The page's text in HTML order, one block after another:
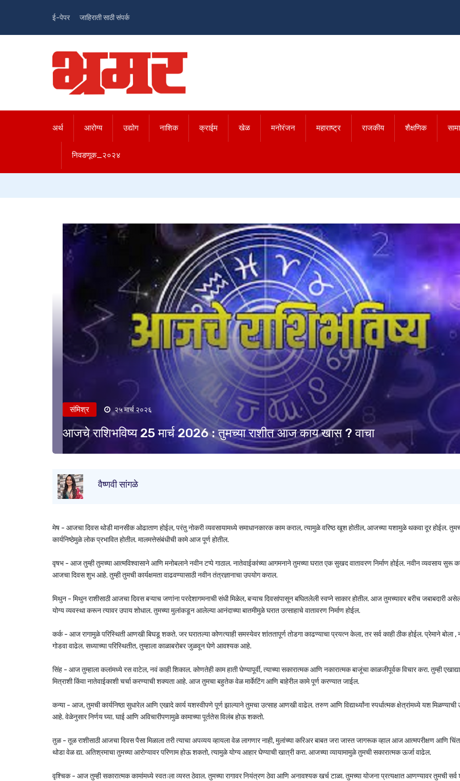
ई-पेपर जाहिराती साठी संपर्क
अर्थ आरोग्य उद्योग नाशिक क्राईम खेळ मनोरंजन महाराष्ट्र राजकीय शैक्षणिक
निवडणूक_२०२४
संमिश्र २५ मार्च २०२६
आजचे राशिभविष्य 25 मार्च 2026 : तुमच्या राशीत आज काय खास ? वाचा
वैष्णवी सांगळे
मेष - आजचा दिवस थोडी मानसीक ओढाताण होईल, परंतु नोकरी व्यवसायामध्ये समाधानकारक काम कराल, त्यामुळे वरिष्ठ खूश होतील, आजच्या यशामुळे थकवा दूर होईल.
कार्यनिष्ठेमुळे लोक प्रभावित होतील. मालमत्तेसंबंधीची कामे आज पूर्ण होतील.
वृषभ - आज तुम्ही तुमच्या आत्मविश्वासाने आणि मनोबलाने नवीन टप्पे गाठाल. नातेवाईकांच्या आगमनाने तुमच्या घरात एक सुखद वातावरण निर्माण होईल. नवीन व्यवसाय सुरू
आजचा दिवस शुभ आहे. तुम्ही तुमची कार्यक्षमता वाढवण्यासाठी नवीन तंत्रज्ञानाचा उपयोग कराल.
मिथुन - मिथुन राशीसाठी आजचा दिवस बऱ्याच जणांना परदेशागमनाची संधी मिळेल, बऱ्याच दिवसांपासून बघितलेली स्वप्ने साकार होतील. आज तुमच्यावर बरीच जबाबदारी
योग्य व्यवस्था करून त्यावर उपाय शोधाल. तुमच्या मुलांकडून आलेल्या आनंदाच्या बातमीमुळे घरात उत्साहाचे वातावरण निर्माण होईल.
कर्क - आज रागामुळे परिस्थिती आणखी बिघडू शकते. जर घरातल्या कोणत्याही समस्येवर शांततापूर्ण तोडगा काढण्याचा प्रयत्न केला, तर सर्व काही ठीक होईल. प्रेमाने बोला ,
गोडवा वाढेल. सध्याच्या परिस्थितीत, तुम्हाला काळाबरोबर जुळवून घेणे आवश्यक आहे.
सिंह - आज तुम्हाला कलांमध्ये रस वाटेल, नवं काही शिकाल. कोणतेही काम हाती घेण्यापूर्वी, त्याच्या सकारात्मक आणि नकारात्मक बाजूंचा काळजीपूर्वक विचार करा. तुम्ही
मित्राशी किंवा नातेवाईकाशी चर्चा करण्याची शक्यता आहे. आज तुमचा बहुतेक वेळ मार्केटिंग आणि बाहेरील कामे पूर्ण करण्यात जाईल.
कन्या - आज, तुमची कार्यनिष्ठा सुधारेल आणि एखादे कार्य यशस्वीपणे पूर्ण झाल्याने तुमचा उत्साह आणखी वाढेल. तरुण आणि विद्यार्थ्यांना स्पर्धात्मक क्षेत्रांमध्ये यश मिळण्याची
आहे. वेळेनुसार निर्णय घ्या. घाई आणि अविचारीपणामुळे कामाच्या पूर्ततेस विलंब होऊ शकतो.
तुळ - तूळ राशीसाठी आजचा दिवस पैसा मिळाला तरी त्याचा अपव्यय व्हायला वेळ लागणार नाही, मुलांच्या करिअर बाबत जरा जास्त जागरूक व्हाल आज आत्मपरीक्षण आणि
थोडा वेळ द्या. अतिश्रमाचा तुमच्या आरोग्यावर परिणाम होऊ शकतो, त्यामुळे योग्य आहार घेण्याची खात्री करा. आजच्या व्यायामामुळे तुमची सकारात्मक ऊर्जा वाढेल.
वृश्चिक - आज तुम्ही सकारात्मक कामांमध्ये स्वतःला व्यस्त ठेवाल. तुमच्या रागावर नियंत्रण ठेवा आणि अनावश्यक खर्च टाळा. तुमच्या योजना प्रत्यक्षात आणण्यावर तुमची सर्व